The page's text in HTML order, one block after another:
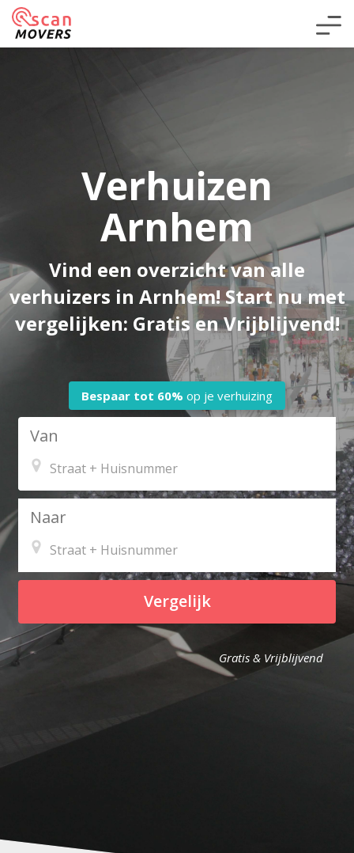
Verhuizen
Arnhem
Vind een overzicht van alle
verhuizers in Arnhem! Start nu met
vergelijken: Gratis en Vrijblijvend!
Bespaar tot 60% op je verhuizing
Van
Naar
Vergelijk
Gratis & Vrijblijvend